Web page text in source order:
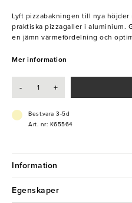
Lyft pizzabakningen till nya
praktiska pizzagaller i aluminium.
en jämn värmefördelning och
gör det dessutom enkelt att
Mer information
- +
Best.vara 3-5d
Art. nr: K65564
Information
Egenskaper